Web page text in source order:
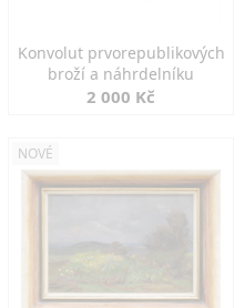
Konvolut prvorepublikových
broží a náhrdelníku
2 000 Kč
NOVÉ